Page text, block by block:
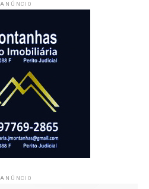
ANÚNCIO
ANÚNCIO